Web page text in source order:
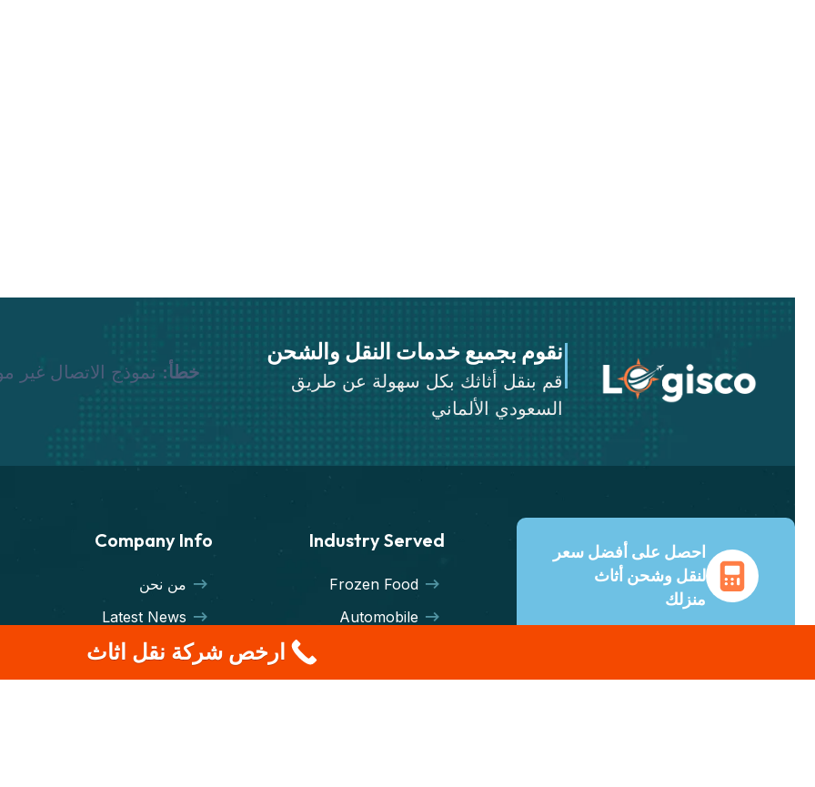
نقوم بجميع خدمات النقل والشحن
قم بنقل أثاثك بكل سهولة عن طريق
السعودي الألماني
خطأ: نموذج الاتصال غير
احصل على أفضل سعر
لنقل وشحن أثاث
منزلك
خبراء. وفّر حتى 70% على
Industry Served
Frozen Food
Automobile
Export Import
Company Info
من نحن
Latest News
Transporters
Terms & Condition
ارخص شركة نقل اثاث